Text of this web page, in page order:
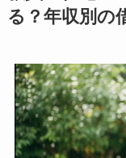
る？年収別の